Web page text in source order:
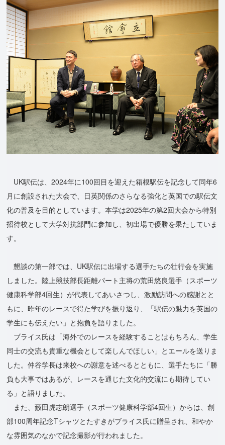
UK駅伝は、2024年に100回目を迎えた箱根駅伝を記念して同年6
月に創設された大会で、日英関係のさらなる強化と英国での駅伝文
化の普及を目的としています。本学は2025年の第2回大会から特別
招待校として大学対抗部門に参加し、初出場で優勝を果たしていま
す。
懇談の第一部では、UK駅伝に出場する選手たちの壮行会を実施
しました。陸上競技部長距離パート主将の荒田悠良選手（スポーツ
健康科学部4回生）が代表してあいさつし、激励訪問への感謝とと
もに、昨年のレースで得た学びを振り返り、「駅伝の魅力を英国の
学生にも伝えたい」と抱負を語りました。
ブライス氏は「海外でのレースを経験することはもちろん、学生
同士の交流も貴重な機会として楽しんでほしい」とエールを送りま
した。仲谷学長は来校への謝意を述べるとともに、選手たちに「勝
負も大事ではあるが、レースを通じた文化的交流にも期待してい
る」と語りました。
また、藪田虎志朗選手（スポーツ健康科学部4回生）からは、創
部100周年記念Tシャツとたすきがブライス氏に贈呈され、和やか
な雰囲気のなかで記念撮影が行われました。